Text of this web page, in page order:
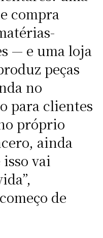
compra
— e uma loja
peças
no
para clientes
próprio
ainda
vai
de